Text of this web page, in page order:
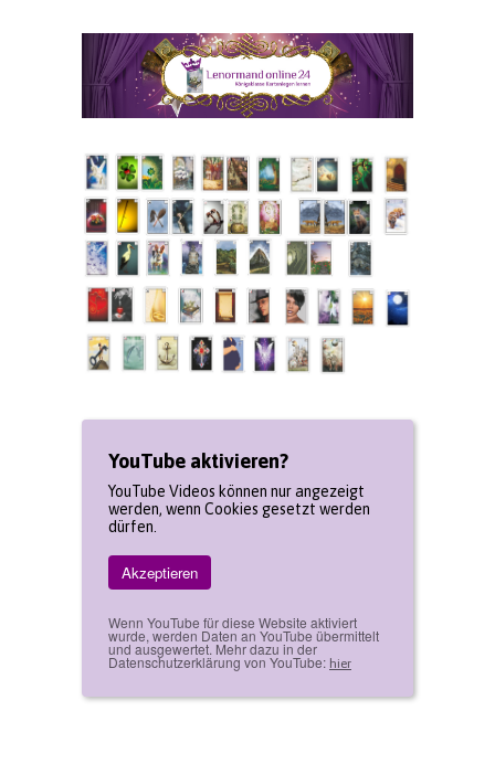
YouTube aktivieren?
YouTube Videos können nur angezeigt
werden, wenn Cookies gesetzt werden
dürfen.
Akzeptieren
Wenn YouTube für diese Website aktiviert
wurde, werden Daten an YouTube übermittelt
und ausgewertet. Mehr dazu in der
Datenschutzerklärung von YouTube: hier